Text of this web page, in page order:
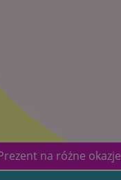
na różne okazje